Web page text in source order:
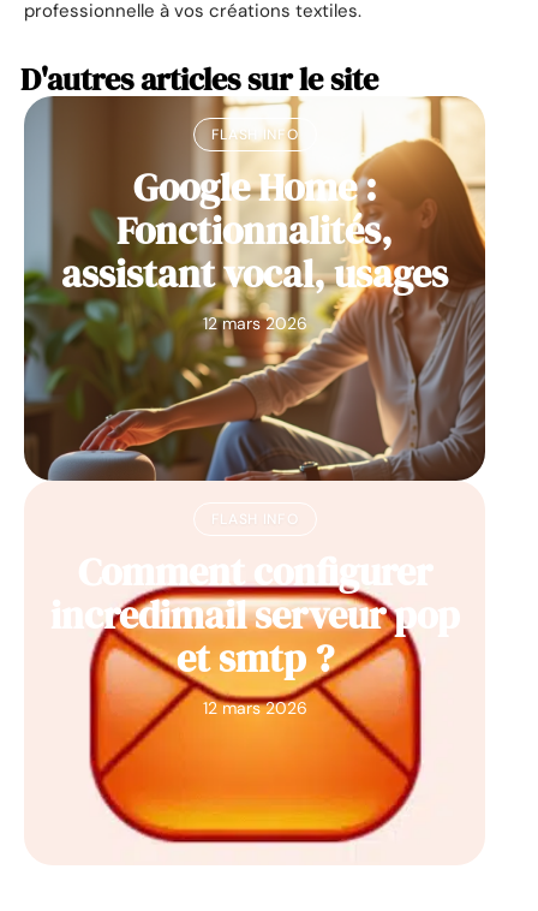
professionnelle à vos créations textiles.
D'autres articles sur le site
FLASH INFO
Google Home :
Fonctionnalités,
assistant vocal, usages
12 mars 2026
FLASH INFO
Comment configurer
incredimail serveur pop
et smtp ?
12 mars 2026